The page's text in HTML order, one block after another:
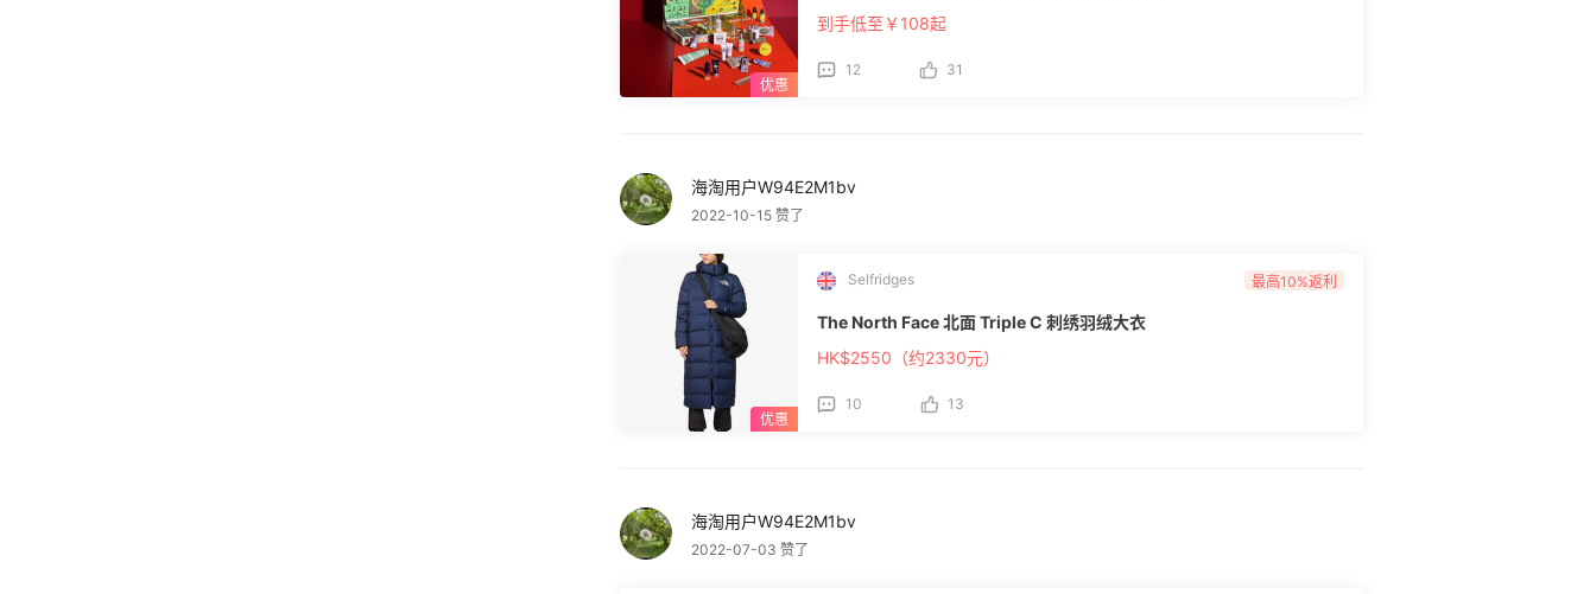
到手低至￥108起
12 31
海淘用户W94E2M1bv
2022-10-15 赞了
Selfridges 最高10%返利
The North Face 北面 Triple C 刺绣羽绒大衣
HK$2550（约2330元）
10 13
海淘用户W94E2M1bv
2022-07-03 赞了